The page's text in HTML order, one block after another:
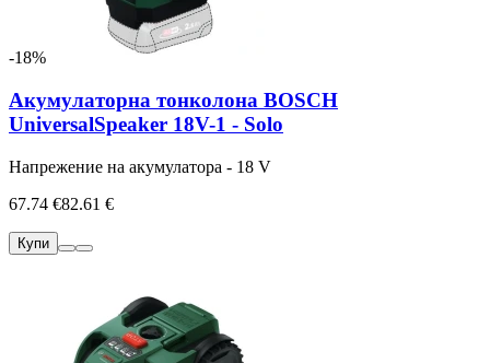
-18%
Акумулаторна тонколона BOSCH
UniversalSpeaker 18V-1 - Solo
Напрежение на акумулатора - 18 V
67.74 €82.61 €
Купи